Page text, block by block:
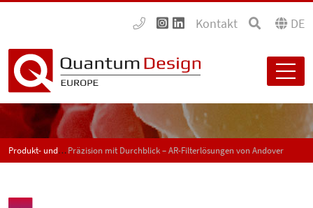
Kontakt DE
Produkt- und Anwendungsneuigkeiten - SPECTRUMPräzision mit Durchblick – AR-Filterlösungen von Andover